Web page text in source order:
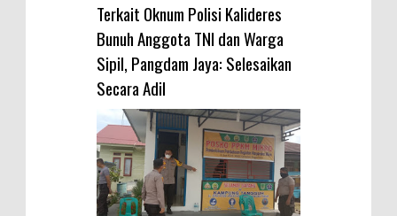
Terkait Oknum Polisi Kalideres
Bunuh Anggota TNI dan Warga
Sipil, Pangdam Jaya: Selesaikan
Secara Adil